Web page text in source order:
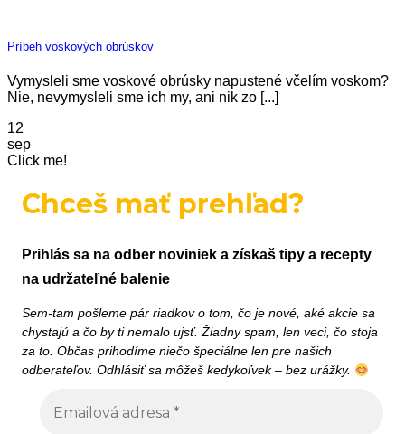
Príbeh voskových obrúskov
Vymysleli sme voskové obrúsky napustené včelím voskom?
Nie, nevymysleli sme ich my, ani nik zo [...]
12
sep
Click me!
Chceš mať prehľad?
Prihlás sa na odber noviniek a získaš tipy a recepty
na udržateľné balenie
Sem-tam pošleme pár riadkov o tom, čo je nové, aké akcie sa
chystajú a čo by ti nemalo ujsť. Žiadny spam, len veci, čo stoja
za to. Občas prihodíme niečo špeciálne len pre našich
odberateľov. Odhlásiť sa môžeš kedykoľvek – bez urážky.